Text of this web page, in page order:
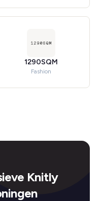
1290SQM
Fashion
Knitly